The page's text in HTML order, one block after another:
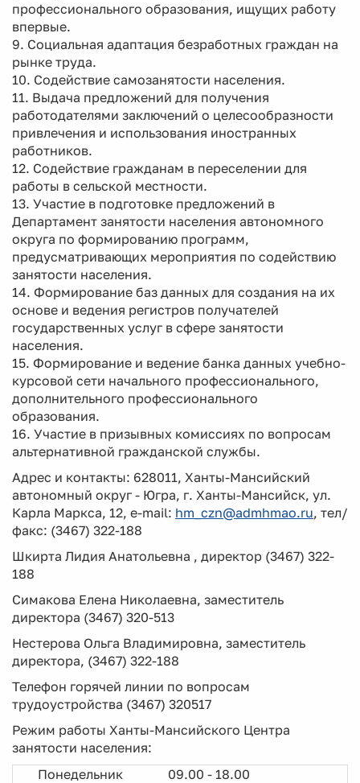
профессионального образования, ищущих работу
впервые.
9. Социальная адаптация безработных граждан на
рынке труда.
10. Содействие самозанятости населения.
11. Выдача предложений для получения
работодателями заключений о целесообразности
привлечения и использования иностранных
работников.
12. Содействие гражданам в переселении для
работы в сельской местности.
13. Участие в подготовке предложений в
Департамент занятости населения автономного
округа по формированию программ,
предусматривающих мероприятия по содействию
занятости населения.
14. Формирование баз данных для создания на их
основе и ведения регистров получателей
государственных услуг в сфере занятости
населения.
15. Формирование и ведение банка данных учебно-
курсовой сети начального профессионального,
дополнительного профессионального
образования.
16. Участие в призывных комиссиях по вопросам
альтернативной гражданской службы.
Адрес и контакты: 628011, Ханты-Мансийский
автономный округ - Югра, г. Ханты-Мансийск, ул.
Карла Маркса, 12, e-mail: hm_czn@admhmao.ru, тел/
факс: (3467) 322-188
Шкирта Лидия Анатольевна , директор (3467) 322-
188
Симакова Елена Николаевна, заместитель
директора (3467) 320-513
Нестерова Ольга Владимировна, заместитель
директора, (3467) 322-188
Телефон горячей линии по вопросам
трудоустройства (3467) 320517
Режим работы Ханты-Мансийского Центра
занятости населения:
Понедельник
09.00 - 18.00